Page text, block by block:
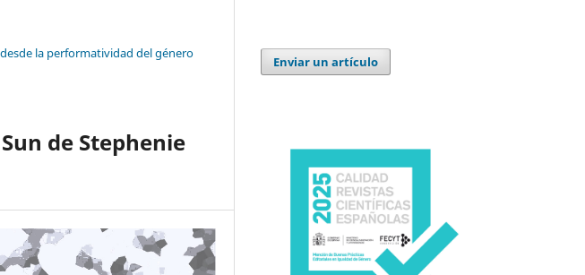
la performatividad del género
de Stephenie
Enviar un artículo